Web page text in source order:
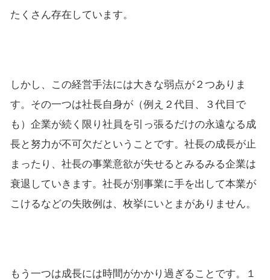
たくさん存在しています。
しかし、この経営手法には大きな弱点が２つありま
す。その一つは社長自身が（例え２代目、３代目で
も）企業が続く限り社員を引っ張るだけの永遠なる成
長と努力が不可欠だということです。社長の成長が止
まったり、社長の事業意欲が失せるとみるみる企業は
衰退していきます。社長が別事業に手を出して本業が
こけるなどの失敗例は、枚挙にいとまがありません。
もう一つは成長には時間がかかり過ぎることです。１